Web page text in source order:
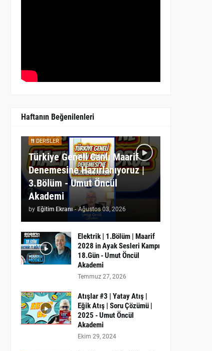
Haftanın Beğenilenleri
DERSLER
Türkiye Geneli Canlı Maarif
Denemesine Hazırlanıyoruz |
3.Bölüm - Umut Öncül
Akademi
by Eğitim Ekranı - Ağustos 03, 2026
Elektrik | 1.Bölüm | Maarif
2028 in Ayak Sesleri Kampı
18.Gün - Umut Öncül
Akademi
Temmuz 27, 2026
Atışlar #3 | Yatay Atış |
Eğik Atış | Soru Çözümü |
2025 - Umut Öncül
Akademi
Ekim 29, 2024